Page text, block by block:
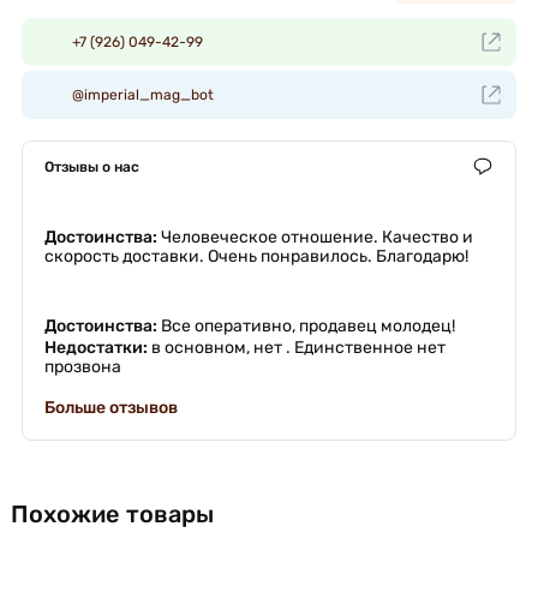
+7 (926) 049-42-99
@imperial_mag_bot
Отзывы о нас
Достоинства: Человеческое отношение. Качество и
скорость доставки. Очень понравилось. Благодарю!
Достоинства: Все оперативно, продавец молодец!
Недостатки: в основном, нет . Единственное нет
прозвона
Больше отзывов
Похожие товары